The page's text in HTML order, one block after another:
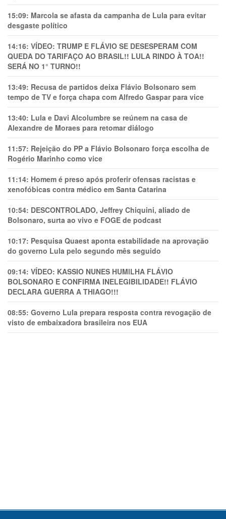
15:09: Marcola se afasta da campanha de Lula para evitar
desgaste político
14:16: VÍDEO: TRUMP E FLÁVIO SE DESESPERAM COM
QUEDA DO TARIFAÇO AO BRASIL!! LULA RINDO À TOA!!
SERÁ NO 1° TURNO!!
13:49: Recusa de partidos deixa Flávio Bolsonaro sem
tempo de TV e força chapa com Alfredo Gaspar para vice
13:40: Lula e Davi Alcolumbre se reúnem na casa de
Alexandre de Moraes para retomar diálogo
11:57: Rejeição do PP a Flávio Bolsonaro força escolha de
Rogério Marinho como vice
11:14: Homem é preso após proferir ofensas racistas e
xenofóbicas contra médico em Santa Catarina
10:54: DESCONTROLADO, Jeffrey Chiquini, aliado de
Bolsonaro, surta ao vivo e FOGE de podcast
10:17: Pesquisa Quaest aponta estabilidade na aprovação
do governo Lula pelo segundo mês seguido
09:14: VÍDEO: KASSIO NUNES HUMlLHA FLÁVIO
BOLSONARO E CONFIRMA INELEGIBILIDADE!! FLÁVIO
DECLARA GUERRA A THIAGO!!!
08:55: Governo Lula prepara resposta contra revogação de
visto de embaixadora brasileira nos EUA